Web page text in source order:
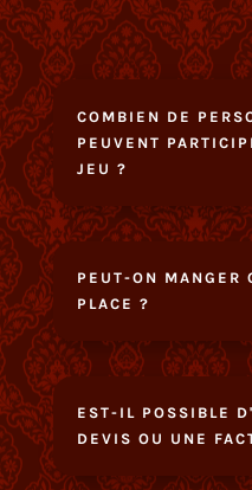
COMBIEN DE
PEUVENT
JEU ?
PEUT-ON MANGER
PLACE ?
EST-IL POSSIBLE
DEVIS OU UNE